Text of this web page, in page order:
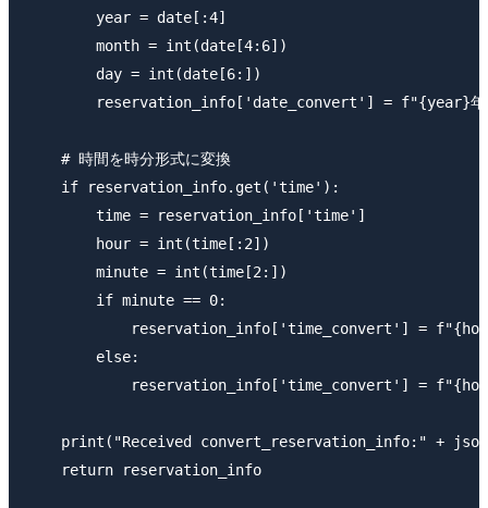
        year = date[:4]
        month = int(date[4:6])
        day = int(date[6:])
reservation_info['date_convert'] = f"{year}
    # 時間を時分形式に変換
    if reservation_info.get('time'):
        time = reservation_info['time']
        hour = int(time[:2])
        minute = int(time[2:])
        if minute == 0:
reservation_info['time_convert'] =
        else:
reservation_info['time_convert'] =
print("Received convert_reservation_info:" +
    return reservation_info